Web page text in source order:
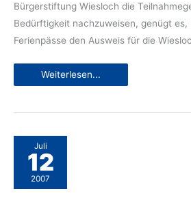
Bürgerstiftung Wiesloch die
Bedürftigkeit nachzuweisen, genügt es,
Ferienpässe den Ausweis für die
Ferienspass
Weiterlesen...
Juli
12
2007